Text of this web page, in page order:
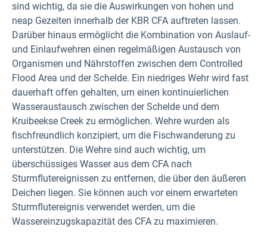
sind wichtig, da sie die Auswirkungen von hohen und
neap Gezeiten innerhalb der KBR CFA auftreten lassen.
Darüber hinaus ermöglicht die Kombination von Auslauf-
und Einlaufwehren einen regelmäßigen Austausch von
Organismen und Nährstoffen zwischen dem Controlled
Flood Area und der Schelde. Ein niedriges Wehr wird fast
dauerhaft offen gehalten, um einen kontinuierlichen
Wasseraustausch zwischen der Schelde und dem
Kruibeekse Creek zu ermöglichen. Wehre wurden als
fischfreundlich konzipiert, um die Fischwanderung zu
unterstützen. Die Wehre sind auch wichtig, um
überschüssiges Wasser aus dem CFA nach
Sturmflutereignissen zu entfernen, die über den äußeren
Deichen liegen. Sie können auch vor einem erwarteten
Sturmflutereignis verwendet werden, um die
Wassereinzugskapazität des CFA zu maximieren.